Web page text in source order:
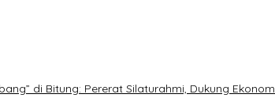
di Bitung: Pererat Silaturahmi, Dukung